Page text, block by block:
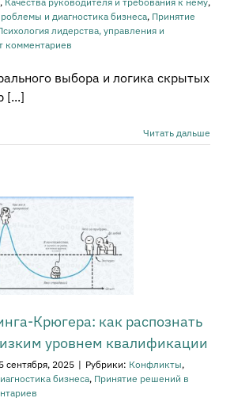
и диагностика бизнеса, Принятие
лидерства, управления и
комментариев
выбора и логика скрытых
[...]
Читать дальше
Крюгера: как распознать
уровнем квалификации
5 сентября, 2025 | Рубрики: Конфликты,
бизнеса, Принятие решений в